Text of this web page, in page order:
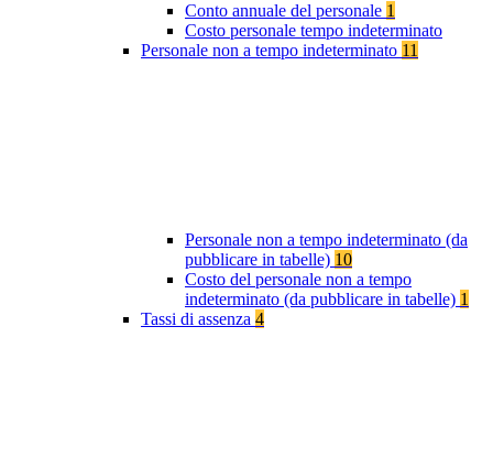
Conto annuale del personale 1
Costo personale tempo indeterminato
Personale non a tempo indeterminato 11
Personale non a tempo indeterminato (da
pubblicare in tabelle) 10
Costo del personale non a tempo
indeterminato (da pubblicare in tabelle) 1
Tassi di assenza 4